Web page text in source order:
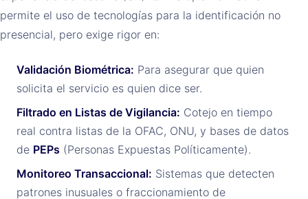
permite el uso de tecnologías para la identificación no
presencial, pero exige rigor en:
Validación Biométrica: Para asegurar que quien
solicita el servicio es quien dice ser.
Filtrado en Listas de Vigilancia: Cotejo en tiempo
real contra listas de la OFAC, ONU, y bases de datos
de PEPs (Personas Expuestas Políticamente).
Monitoreo Transaccional: Sistemas que detecten
patrones inusuales o fraccionamiento de